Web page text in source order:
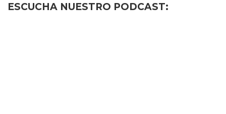
ESCUCHA NUESTRO PODCAST: